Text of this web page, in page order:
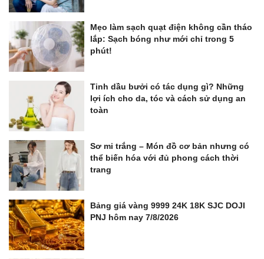
Mẹo làm sạch quạt điện không cần tháo
lắp: Sạch bóng như mới chỉ trong 5
phút!
Tinh dầu bưởi có tác dụng gì? Những
lợi ích cho da, tóc và cách sử dụng an
toàn
Sơ mi trắng – Món đồ cơ bản nhưng có
thể biến hóa với đủ phong cách thời
trang
Bảng giá vàng 9999 24K 18K SJC DOJI
PNJ hôm nay 7/8/2026